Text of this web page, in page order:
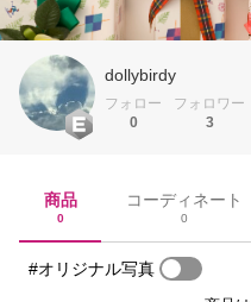
dollybirdy
フォロー
0
フォロワー
3
商品
0
コーディネート
0
#オリジナル写真